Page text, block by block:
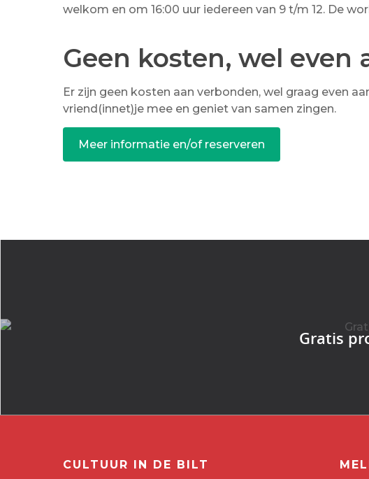
welkom en om 16:00 uur iedereen van 9 t/m 12. De
Geen kosten, wel even
Er zijn geen kosten aan verbonden, wel graag even
vriend(innet)je mee en geniet van samen zingen.
Meer informatie en/of reserveren
Gratis
CULTUUR IN DE BILT